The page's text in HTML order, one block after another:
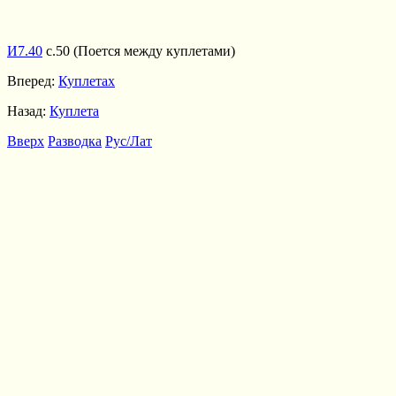
И7.40 с.50 (Поется между куплетами)
Вперед: Куплетах
Назад: Куплета
Вверх Разводка Рус/Лат